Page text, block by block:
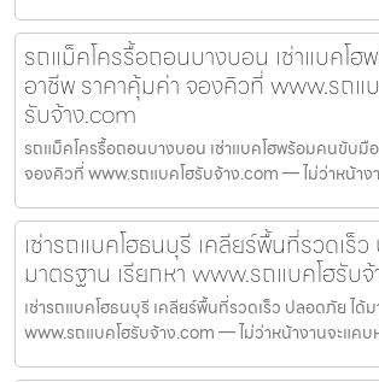
รถแม็คโครรื้อถอนบางบอน เช่าแบคโ
อาชีพ ราคาคุ้มค่า จองคิวที่ www.รถแ
รับจ้าง.com
รถแม็คโครรื้อถอนบางบอน เช่าแบคโฮพร้อมคนขับมื
จองคิวที่ www.รถแบคโฮรับจ้าง.com — ไม่ว่าหน้าง
เช่ารถแบคโฮธนบุรี เคลียร์พื้นที่รวดเร็
มาตรฐาน เรียกหา www.รถแบคโฮรับ
เช่ารถแบคโฮธนบุรี เคลียร์พื้นที่รวดเร็ว ปลอดภัย ได้ม
www.รถแบคโฮรับจ้าง.com — ไม่ว่าหน้างานจะแคบ